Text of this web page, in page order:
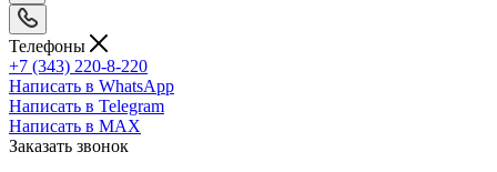
Телефоны
+7 (343) 220-8-220
Написать в WhatsApp
Написать в Telegram
Написать в MAX
Заказать звонок